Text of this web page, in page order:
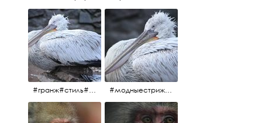
#гранж#стиль#тренд#тренд2017 #модныестрижки#санктпетербург #пеликан #птицы#причёски #модныестрижки#стильныестрижки#причёски#зоопарк #пеликан#санктпетербург #причёскиподуше